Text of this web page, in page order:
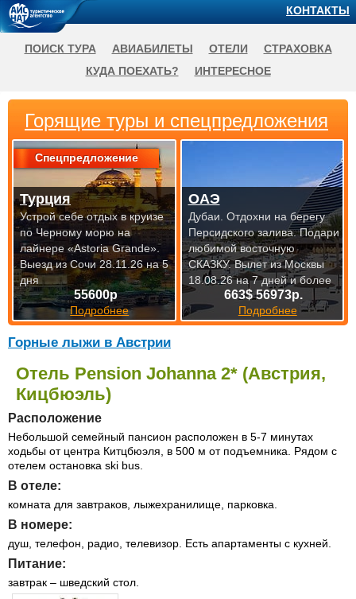
Горные лыжи в Австрии
Отель Pension Johanna 2* (Австрия,
Кицбюэль)
Расположение
Небольшой семейный пансион расположен в 5-7 минутах
ходьбы от центра Китцбюэля, в 500 м от подъемника. Рядом с
отелем остановка ski bus.
В отеле:
комната для завтраков, лыжехранилище, парковка.
В номере:
душ, телефон, радио, телевизор. Есть апартаменты с кухней.
Питание:
завтрак – шведский стол.
Горящие туры и спецпредложения
Спецпредложение
55600р
Подробнее
Турция
Устрой себе отдых в круизе
по Черному морю на
лайнере «Astoria Grande».
Выезд из Сочи 28.11.26 на 5
дня
663$ 56973р.
Подробнее
ОАЭ
Дубаи. Отдохни на берегу
Персидского залива. Подари
любимой восточную
СКАЗКУ.Вылет из Москвы
18.08.26 на 7 дней и более
КОНТАКТЫ
ПОИСК ТУРА АВИАБИЛЕТЫ ОТЕЛИ
СТРАХОВКА
КУДА ПОЕХАТЬ?
ИНТЕРЕСНОЕ